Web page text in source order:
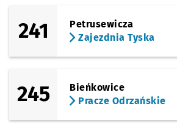
241
Petrusewicza
Zajezdnia Tyska
245
Bieńkowice
Pracze Odrzańskie